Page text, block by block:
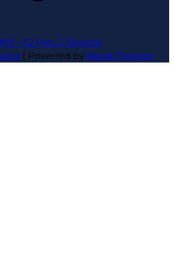
- 52 Piso 2. Bogotá
| Powered by Nayra Themes